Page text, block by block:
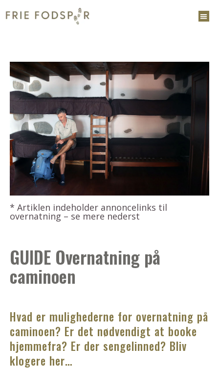
* Artiklen indeholder annoncelinks til
overnatning – se mere nederst
GUIDE Overnatning på
caminoen
Hvad er mulighederne for overnatning på
caminoen? Er det nødvendigt at booke
hjemmefra? Er der sengelinned? Bliv
klogere her…